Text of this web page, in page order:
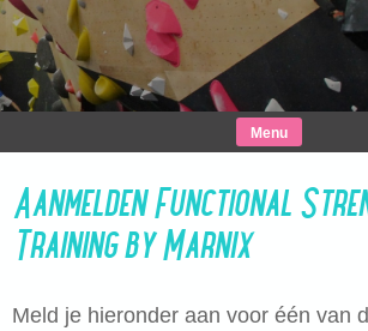
Skip
content
Menu
Aanmelden Functional
Training by Marnix
Meld je hieronder aan voor één van